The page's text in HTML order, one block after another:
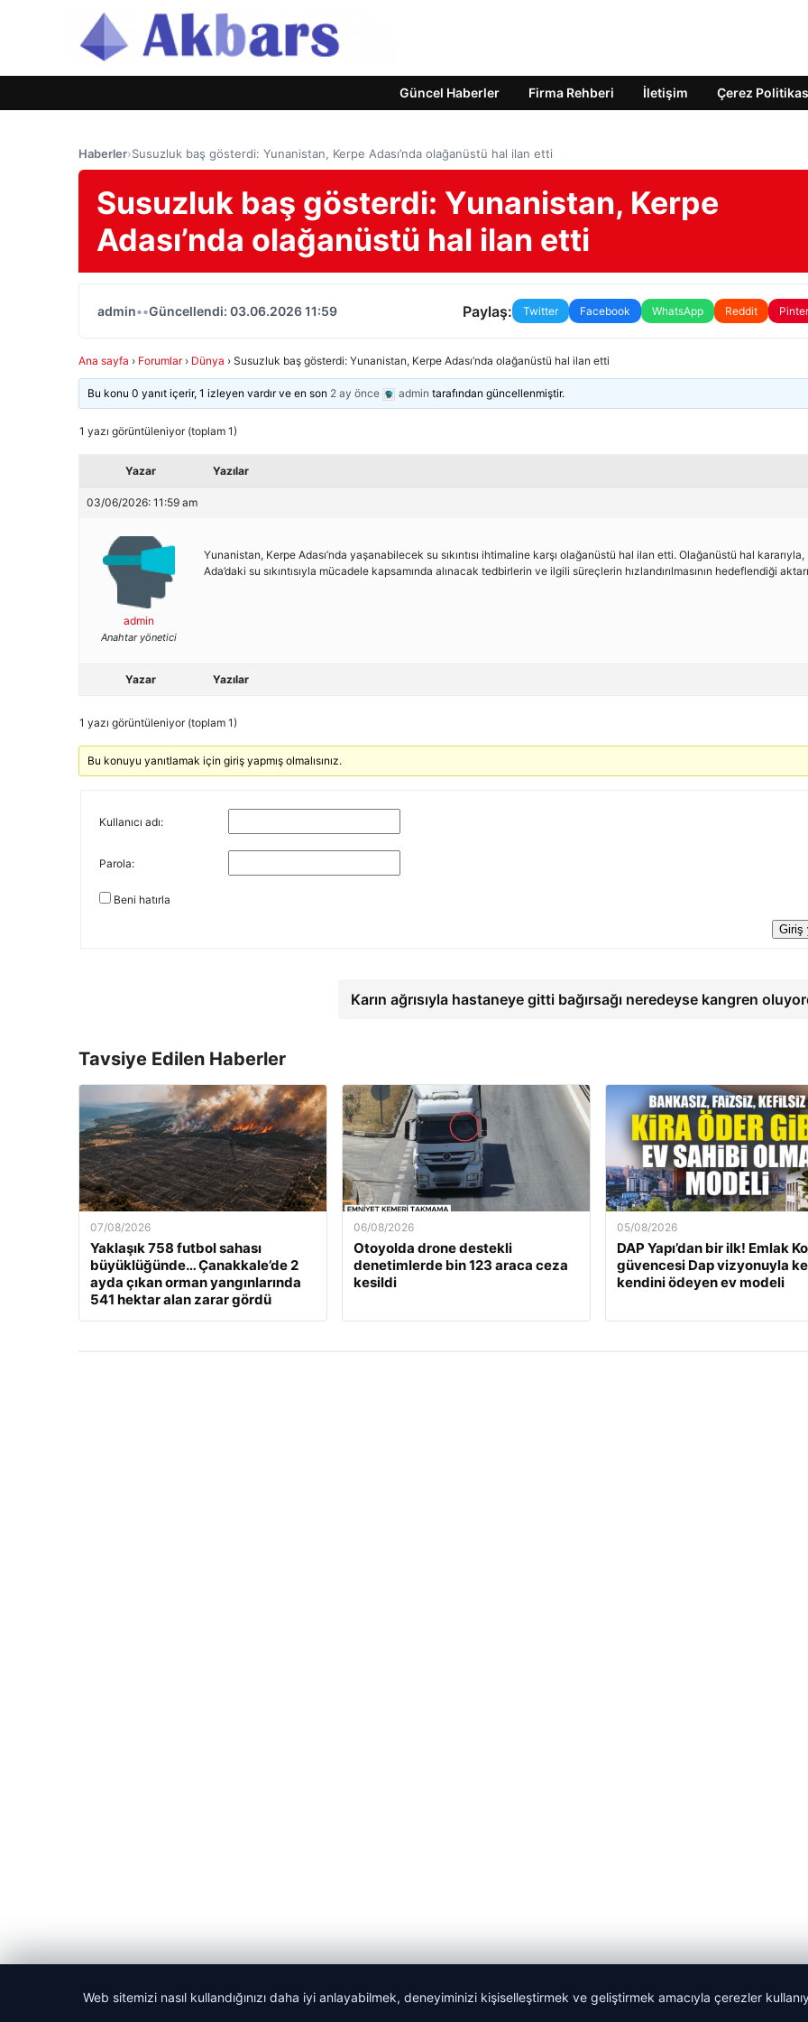
Güncel Haberler Firma Rehberi İletişim Çerez
Haberler›Susuzluk baş gösterdi: Yunanistan, Kerpe Adası’nda olağanüstü hal ilan etti
Susuzluk baş gösterdi: Yunanistan, Kerpe
Adası’nda olağanüstü hal ilan etti
admin••Güncellendi: 03.06.2026 11:59 Paylaş: Twitter Facebook WhatsApp Reddit
Ana sayfa › Forumlar › Dünya › Susuzluk baş gösterdi: Yunanistan, Kerpe Adası’nda olağanüstü hal ilan etti
Bu konu 0 yanıt içerir, 1 izleyen vardır ve en son 2 ay önce admin tarafından güncellenmiştir.
1 yazı görüntüleniyor (toplam 1)
Yazar Yazılar
03/06/2026: 11:59 am
admin
Anahtar yönetici
Yunanistan, Kerpe Adası’nda yaşanabilecek su sıkıntısı ihtimaline karşı olağanüstü hal ilan etti. Olağanüstü hal kararıyla,
Ada’daki su sıkıntısıyla mücadele kapsamında alınacak tedbirlerin ve ilgili süreçlerin hızlandırılmasının hedeflendiği
Yazar Yazılar
1 yazı görüntüleniyor (toplam 1)
Bu konuyu yanıtlamak için giriş yapmış olmalısınız.
Kullanıcı adı:
Parola:
Beni hatırla
Giriş
Karın ağrısıyla hastaneye gitti bağırsağı neredeyse kangren
Tavsiye Edilen Haberler
07/08/2026
Yaklaşık 758 futbol sahası
büyüklüğünde… Çanakkale’de 2
ayda çıkan orman yangınlarında
541 hektar alan zarar gördü
06/08/2026
Otoyolda drone destekli
denetimlerde bin 123 araca ceza
kesildi
05/08/2026
DAP Yapı’dan bir ilk! Emlak
güvencesi Dap vizyonuyla
kendini ödeyen ev modeli
© 2026 Akbars Haber
Web sitemizi nasıl kullandığınızı daha iyi anlayabilmek, deneyiminizi kişiselleştirmek ve geliştirmek amacıyla çerezler